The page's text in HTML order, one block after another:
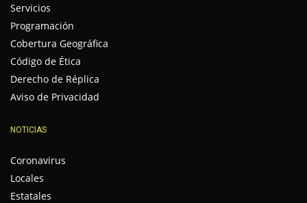
Servicios
Programación
Cobertura Geográfica
Código de Ética
Derecho de Réplica
Aviso de Privacidad
NOTICIAS
Coronavirus
Locales
Estatales